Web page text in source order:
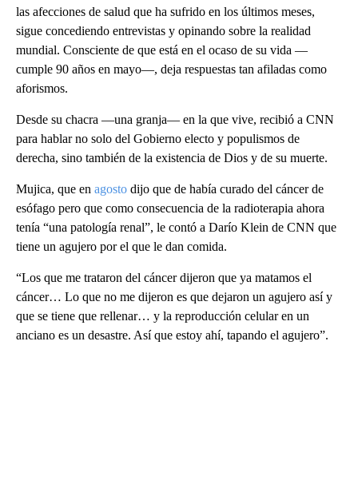
las afecciones de salud que ha sufrido en los últimos meses,
sigue concediendo entrevistas y opinando sobre la realidad
mundial. Consciente de que está en el ocaso de su vida —
cumple 90 años en mayo—, deja respuestas tan afiladas como
aforismos.
Desde su chacra —una granja— en la que vive, recibió a CNN
para hablar no solo del Gobierno electo y populismos de
derecha, sino también de la existencia de Dios y de su muerte.
Mujica, que en agosto dijo que de había curado del cáncer de
esófago pero que como consecuencia de la radioterapia ahora
tenía “una patología renal”, le contó a Darío Klein de CNN que
tiene un agujero por el que le dan comida.
“Los que me trataron del cáncer dijeron que ya matamos el
cáncer… Lo que no me dijeron es que dejaron un agujero así y
que se tiene que rellenar… y la reproducción celular en un
anciano es un desastre. Así que estoy ahí, tapando el agujero”.